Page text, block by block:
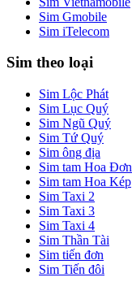
Sim Gmobile
Sim iTelecom
Sim theo loại
Sim Lộc Phát
Sim Lục Quý
Sim Ngũ Quý
Sim Tứ Quý
Sim ông địa
Sim tam Hoa Đơn
Sim tam Hoa Kép
Sim Taxi 2
Sim Taxi 3
Sim Taxi 4
Sim Thần Tài
Sim tiến đơn
Sim Tiến đôi